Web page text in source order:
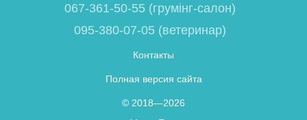
067-361-50-55 (грумінг-салон)
095-380-07-05 (ветеринар)
Контакты
Полная версия сайта
© 2018—2026